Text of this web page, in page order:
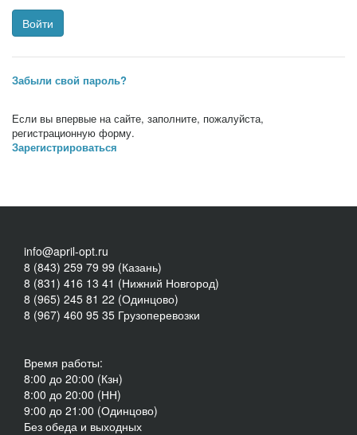
Забыли свой пароль?
Если вы впервые на сайте, заполните, пожалуйста,
регистрационную форму.
Зарегистрироваться
info@april-opt.ru
8 (843) 259 79 99 (Казань)
8 (831) 416 13 41 (Нижний Новгород)
8 (965) 245 81 22 (Одинцово)
8 (967) 460 95 35 Грузоперевозки
Время работы:
8:00 до 20:00 (Кзн)
8:00 до 20:00 (НН)
9:00 до 21:00 (Одинцово)
Без обеда и выходных